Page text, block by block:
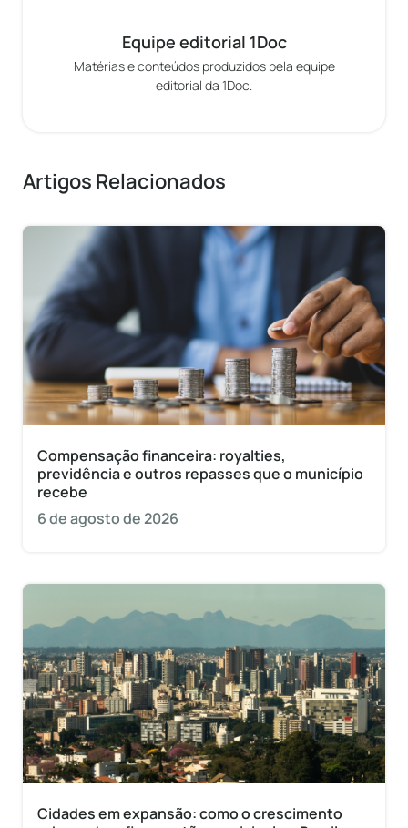
Equipe editorial 1Doc
Matérias e conteúdos produzidos pela equipe
editorial da 1Doc.
Artigos Relacionados
Compensação financeira: royalties,
previdência e outros repasses que o município
recebe
6 de agosto de 2026
Cidades em expansão: como o crescimento